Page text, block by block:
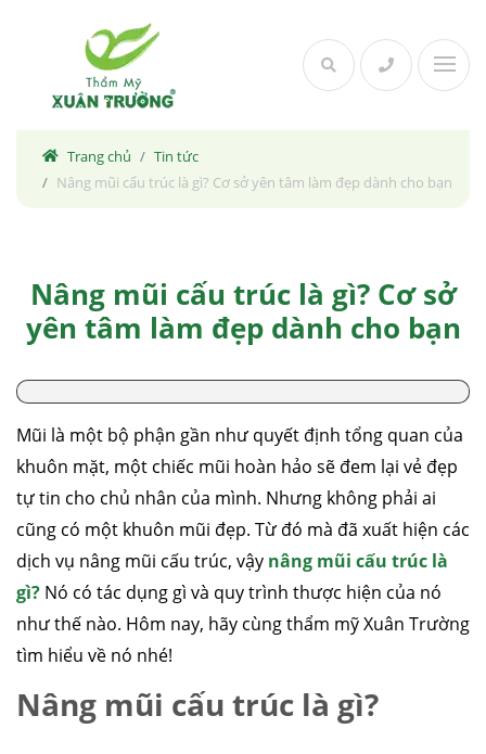
Trang chủ
Tin tức
Nâng mũi cấu trúc là gì? Cơ sở yên tâm làm đẹp dành cho bạn
Nâng mũi cấu trúc là gì? Cơ sở
yên tâm làm đẹp dành cho bạn
Mũi là một bộ phận gần như quyết định tổng quan của
khuôn mặt, một chiếc mũi hoàn hảo sẽ đem lại vẻ đẹp
tự tin cho chủ nhân của mình. Nhưng không phải ai
cũng có một khuôn mũi đẹp. Từ đó mà đã xuất hiện các
dịch vụ nâng mũi cấu trúc, vậy nâng mũi cấu trúc là
gì? Nó có tác dụng gì và quy trình thược hiện của nó
như thế nào. Hôm nay, hãy cùng thẩm mỹ Xuân Trường
tìm hiểu về nó nhé!
Nâng mũi cấu trúc là gì?